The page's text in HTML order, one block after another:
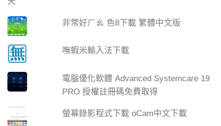
非常好ㄏㄠ 色8下載 繁體中文版
嘸蝦米輸入法下載
電腦優化軟體 Advanced Systemcare 19
PRO 授權註冊碼免費取得
螢幕錄影程式下載 oCam中文下載